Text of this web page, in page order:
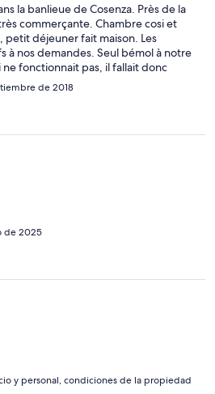
la banlieue de Cosenza. Près de la
commerçante. Chambre cosi et
déjeuner fait maison. Les
à nos demandes. Seul bémol à notre
fonctionnait pas, il fallait donc
( bruit des véhicules sur le pont
malgré la prise)
de 2018
de 2025
y personal, condiciones de la propiedad